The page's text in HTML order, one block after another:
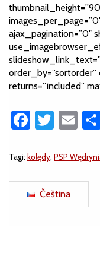
ajax_pagination=”0″
order_by=”sortorder”
returns=”included”
Tagi: kolędy, PSP
Čeština